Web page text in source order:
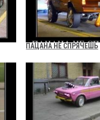
ПАЦАНА НЕ СПРЯЧЕШЬ